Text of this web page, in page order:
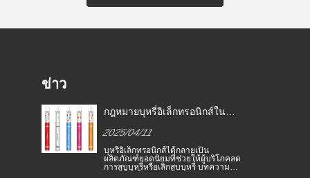
ข่าว
กฎหมายบุหรี่อิเล็กทรอนิกส์ใน
2025/04/11
บุหรี่อิเล็กทรอนิกส์ได้กลายเป็น
ผลิตภัณฑ์ยอดนิยมที่ช่วยให้ผู้บริโภคลด
การสูบบุหรี่หรือเลิกสูบบุหรี่ บทความนี้